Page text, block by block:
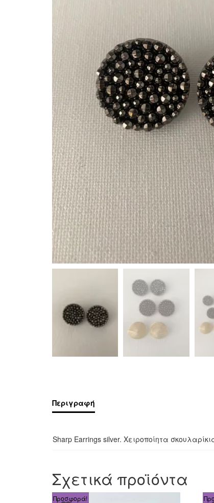
Περιγραφή
Sharp Earrings silver. Χειροποίητα
Σχετικά προϊόντα
Προσφορά!